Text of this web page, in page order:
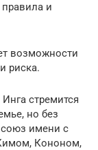
и
возможности
риска.
стремится
но без
союз имени с
Кононом,